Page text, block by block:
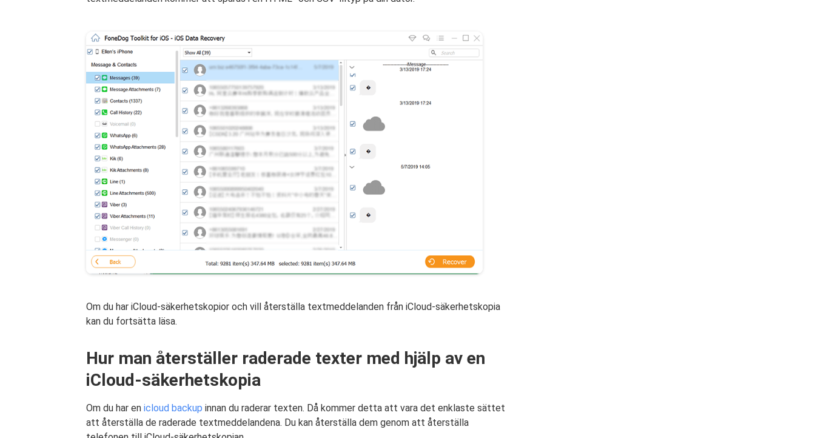
Om du har iCloud-säkerhetskopior och vill återställa textmeddelanden från iCloud-säkerhetskopia
kan du fortsätta läsa.
Hur man återställer raderade texter med hjälp av en
iCloud-säkerhetskopia
Om du har en icloud backup innan du raderar texten. Då kommer detta att vara det enklaste sättet
att återställa de raderade textmeddelandena. Du kan återställa dem genom att återställa